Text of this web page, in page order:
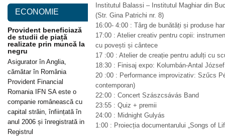
Institutul Balassi – Institutul Maghiar din
(Str. Gina Patrichi nr. 8)
16:00- 4:00 : Târg de bunătăți și produse
17:00 : Atelier creativ pentru copii:
cu povești și cântece
17 :00 : Atelier de creație pentru adulți cu
18:30 : Finisaj expo: Kolumbán-Antal
20 :00 : Performance improvizativ: Szűcs
contemporan)
22:00 : Concert Szászcsávás Band
23:55 : Quiz + premii
24:00 : Midnight Gulyás
1:00 : Proiecția documentarului „Songs of
ECONOMIE
Provident beneficiază
de studii de piață
realizate prin muncă la
negru
Asigurator în Anglia,
cămătar în România
Provident Financial
Romania IFN SA este o
companie românească cu
capital străin, înființată în
anul 2006 și înregistrată in
Registrul